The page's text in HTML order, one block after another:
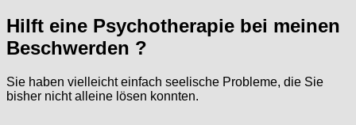
Hilft eine Psychotherapie bei meinen
Beschwerden ?
Sie haben vielleicht einfach seelische Probleme, die Sie
bisher nicht alleine lösen konnten.